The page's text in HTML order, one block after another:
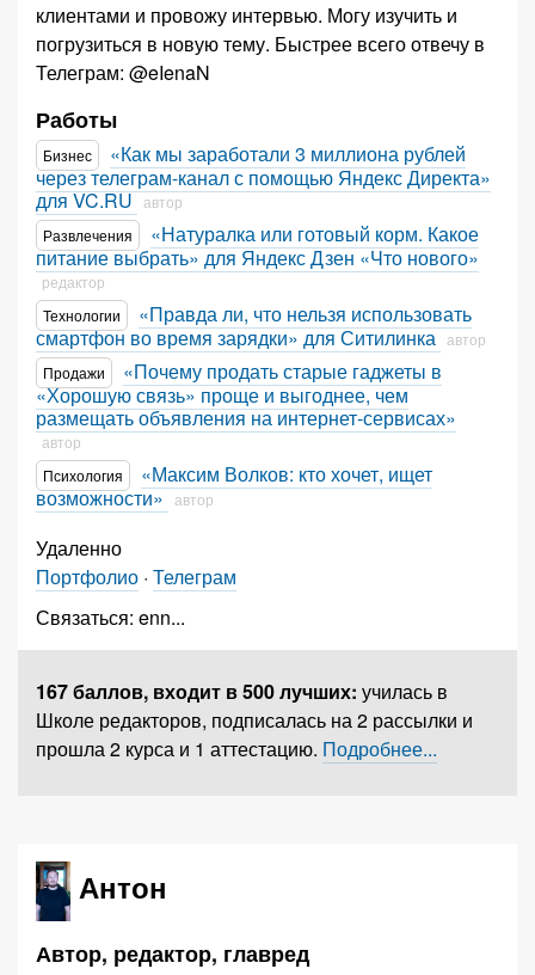
клиентами и провожу интервью. Могу изучить и
погрузиться в новую тему. Быстрее всего отвечу в
Телеграм: @eIenaN
Работы
Бизнес
«Как мы заработали 3 миллиона рублей
через телеграм-канал с помощью Яндекс Директа»
для VC.RU автор
Развлечения
«Натуралка или готовый корм. Какое
питание выбрать» для Яндекс Дзен «Что нового»
редактор
Технологии
«Правда ли, что нельзя использовать
смартфон во время зарядки» для Ситилинка автор
Продажи
«Почему продать старые гаджеты в
«Хорошую связь» проще и выгоднее, чем
размещать объявления на интернет-сервисах»
автор
Психология
«Максим Волков: кто хочет, ищет
возможности» автор
Удаленно
Портфолио · Телеграм
Связаться: enn...
167 баллов, входит в 500 лучших: училась в
Школе редакторов, подписалась на 2 рассылки и
прошла 2 курса и 1 аттестацию. Подробнее...
Антон
Автор, редактор, главред